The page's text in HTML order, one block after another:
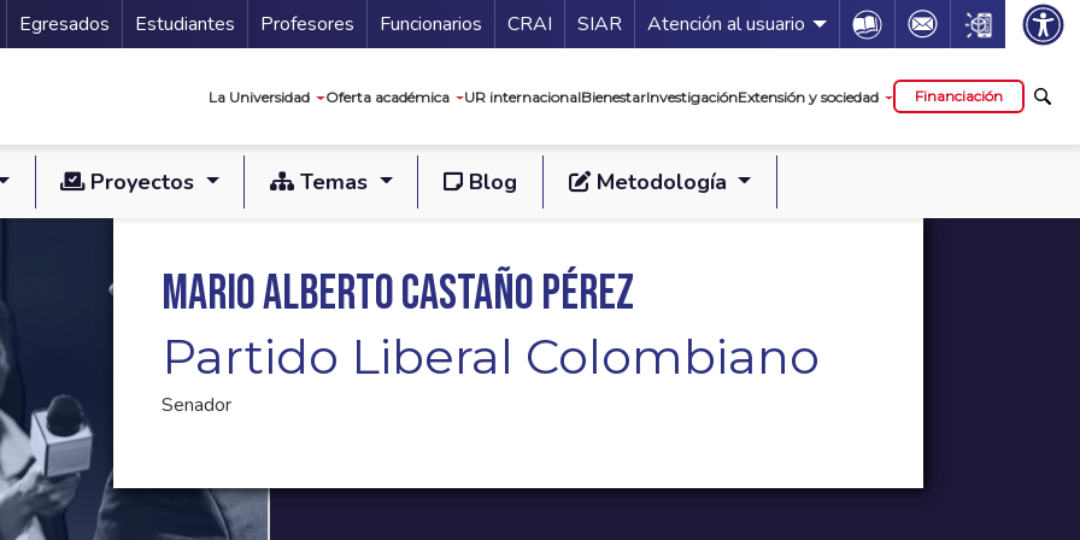
Secundario
Egresados Estudiantes Profesores Funcionarios Guía de servicios
CRAI SIAR Atención al usuario Icon Icon Icon
La Universidad Oferta académica UR internacionalBienestarInvestigaciónExtensión y sociedad Financiación
Proyectos Temas Blog Metodología
Mario Alberto Castaño Pérez
Partido Liberal Colombiano
Senador